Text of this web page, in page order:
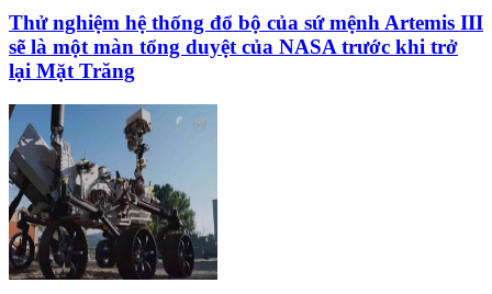
Thử nghiệm hệ thống đổ bộ của sứ mệnh Artemis III
sẽ là một màn tổng duyệt của NASA trước khi trở
lại Mặt Trăng